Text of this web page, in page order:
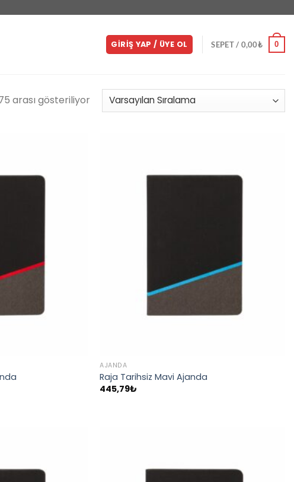
GIRIŞ YAP / ÜYE OL SEPET / 0,00₺ 0
arası gösteriliyor
AJANDA
Raja Tarihsiz Mavi Ajanda
445,79₺